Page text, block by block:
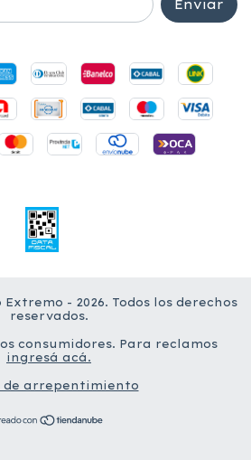
- 2026. Todos los derechos
reservados.
consumidores. Para reclamos
ingresá acá.
de arrepentimiento